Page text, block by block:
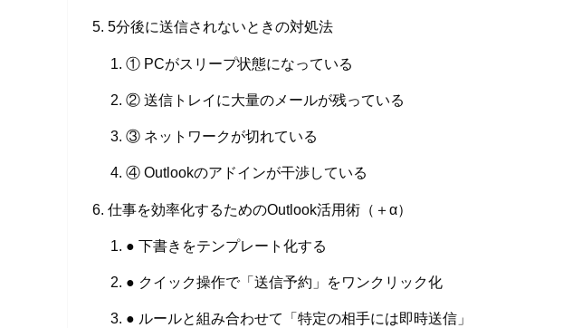
5分後に送信されないときの対処法
① PCがスリープ状態になっている
② 送信トレイに大量のメールが残っている
③ ネットワークが切れている
④ Outlookのアドインが干渉している
仕事を効率化するためのOutlook活用術（＋α）
● 下書きをテンプレート化する
● クイック操作で「送信予約」をワンクリック化
● ルールと組み合わせて「特定の相手には即時送信」